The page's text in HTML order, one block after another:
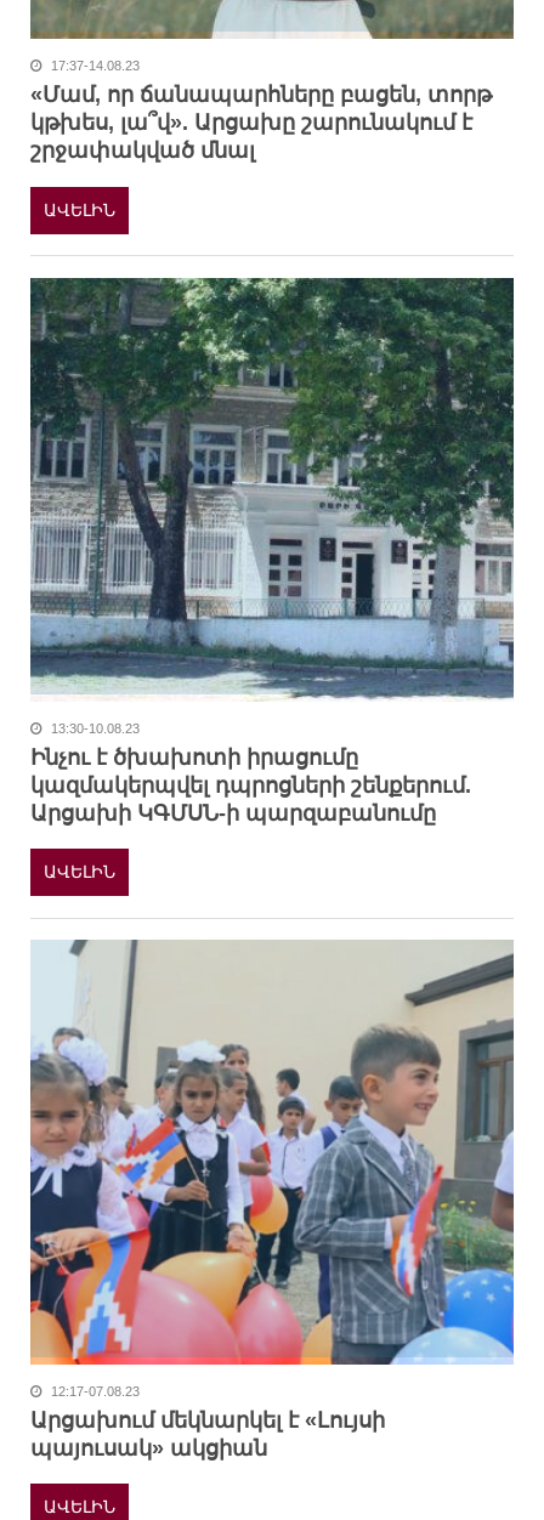
17:37-14.08.23
«Մամ, որ ճանապարհները բացեն, տորթ
կթխես, լա՞վ». Արցախը շարունակում է
շրջափակված մնալ
ԱՎԵԼԻՆ
13:30-10.08.23
Ինչու է ծխախոտի իրացումը
կազմակերպվել դպրոցների շենքերում.
Արցախի ԿԳՄՍՆ-ի պարզաբանումը
ԱՎԵԼԻՆ
12:17-07.08.23
Արցախում մեկնարկել է «Լույսի
պայուսակ» ակցիան
ԱՎԵԼԻՆ